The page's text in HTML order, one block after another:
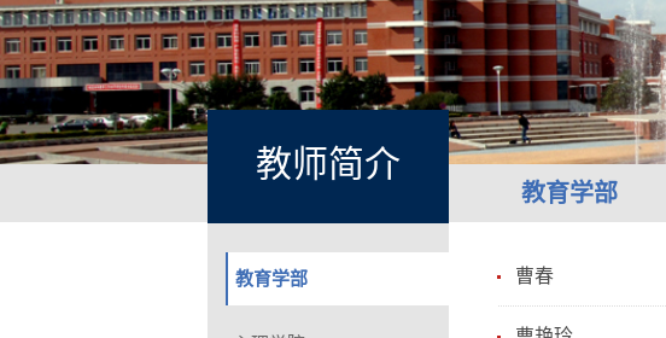
教师简介
教育学部
教育学部 曹春